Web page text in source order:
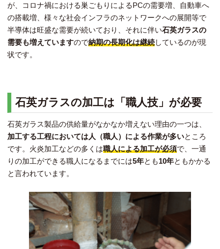
が、コロナ禍における巣ごもりによるPCの需要増、自動車へ
の搭載増、様々な社会インフラのネットワークへの展開等で
半導体は旺盛な需要が続いており、それに伴い石英ガラスの
需要も増えていますので納期の長期化は継続しているのが現
状です。
石英ガラスの加工は「職人技」が必要
石英ガラス製品の供給量がなかなか増えない理由の一つは、
加工する工程においては人（職人）による作業が多いところ
です。火炎加工などの多くは職人による加工が必須で、一通
りの加工ができる職人になるまでには5年とも10年ともかかる
と言われています。